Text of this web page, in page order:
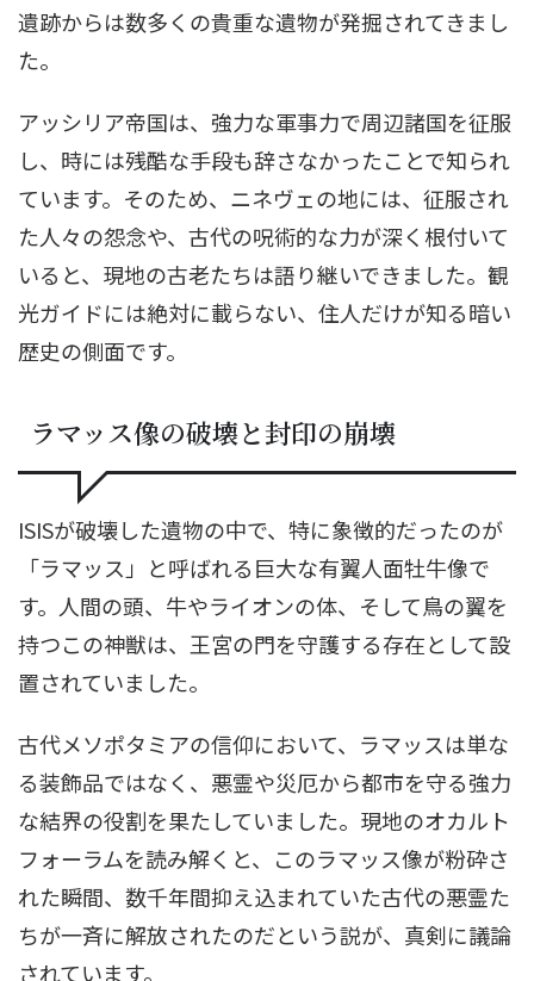
遺跡からは数多くの貴重な遺物が発掘されてきまし
た。
アッシリア帝国は、強力な軍事力で周辺諸国を征服
し、時には残酷な手段も辞さなかったことで知られ
ています。そのため、ニネヴェの地には、征服され
た人々の怨念や、古代の呪術的な力が深く根付いて
いると、現地の古老たちは語り継いできました。観
光ガイドには絶対に載らない、住人だけが知る暗い
歴史の側面です。
ラマッス像の破壊と封印の崩壊
ISISが破壊した遺物の中で、特に象徴的だったのが
「ラマッス」と呼ばれる巨大な有翼人面牡牛像で
す。人間の頭、牛やライオンの体、そして鳥の翼を
持つこの神獣は、王宮の門を守護する存在として設
置されていました。
古代メソポタミアの信仰において、ラマッスは単な
る装飾品ではなく、悪霊や災厄から都市を守る強力
な結界の役割を果たしていました。現地のオカルト
フォーラムを読み解くと、このラマッス像が粉砕さ
れた瞬間、数千年間抑え込まれていた古代の悪霊た
ちが一斉に解放されたのだという説が、真剣に議論
されています。